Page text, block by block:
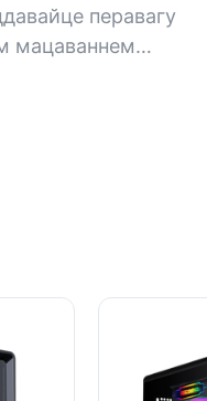
падчас
модульныя
выкарыстанне
перавагу
мацаваннем